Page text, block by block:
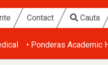
Contact Cauta
• Ponderas